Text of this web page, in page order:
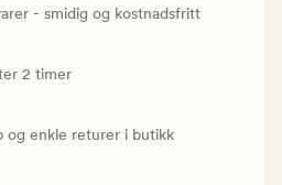
- smidig og kostnadsfritt
2 timer
og enkle returer i butikk